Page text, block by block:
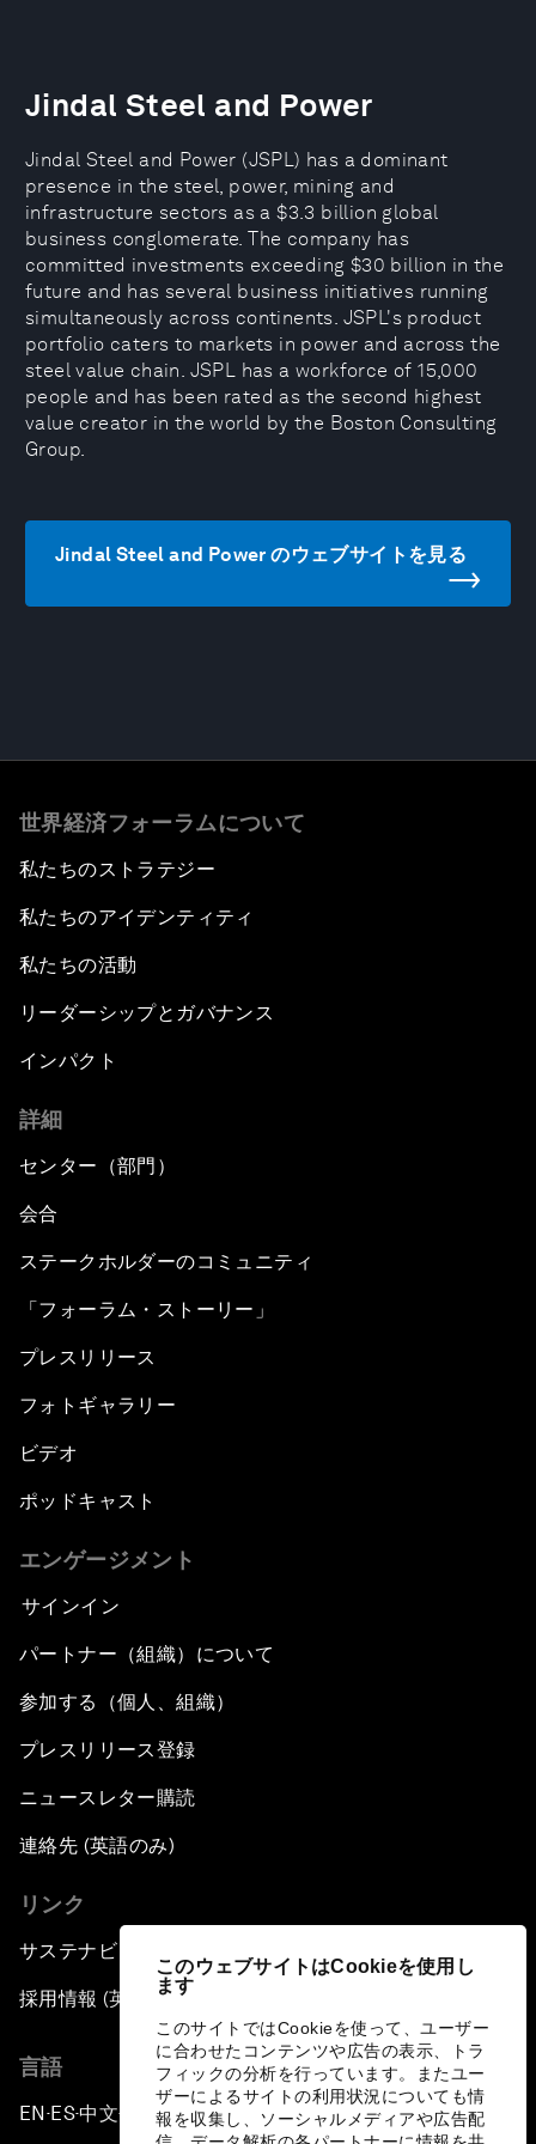
このウェブサイトはCookieを使用し
ます
このサイトではCookieを使って、ユーザー
に合わせたコンテンツや広告の表示、トラ
フィックの分析を行っています。またユー
ザーによるサイトの利用状況についても情
報を収集し、ソーシャルメディアや広告配
Jindal Steel and Power
Jindal Steel and Power (JSPL) has a dominant
presence in the steel, power, mining and
infrastructure sectors as a $3.3 billion global
business conglomerate. The company has
committed investments exceeding $30 billion in the
future and has several business initiatives running
simultaneously across continents. JSPL's product
portfolio caters to markets in power and across the
steel value chain. JSPL has a workforce of 15,000
people and has been rated as the second highest
value creator in the world by the Boston Consulting
Group.
Jindal Steel and Power のウェブサイトを見る
世界経済フォーラムについて
私たちのストラテジー
私たちのアイデンティティ
私たちの活動
リーダーシップとガバナンス
インパクト
詳細
センター（部門）
会合
ステークホルダーのコミュニティ
「フォーラム・ストーリー」
プレスリリース
フォトギャラリー
ビデオ
ポッドキャスト
エンゲージメント
サインイン
パートナー（組織）について
参加する（個人、組織）
プレスリリース登録
ニュースレター購読
連絡先 (英語のみ)
リンク
サステナビリティへの取り組み
採用情報 (英語のみ)
言語
EN ▪ES▪中文▪ 日本語